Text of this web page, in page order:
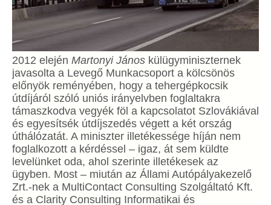
2012 elején Martonyi János külügyminiszternek
javasolta a Levegő Munkacsoport a kölcsönös
előnyök reményében, hogy a tehergépkocsik
útdíjáról szóló uniós irányelvben foglaltakra
támaszkodva vegyék föl a kapcsolatot Szlovákiával
és egyesítsék útdíjszedés végett a két ország
úthálózatát. A miniszter illetékessége híján nem
foglalkozott a kérdéssel – igaz, át sem küldte
levelünket oda, ahol szerinte illetékesek az
ügyben. Most – miután az Állami Autópályakezelő
Zrt.-nek a MultiContact Consulting Szolgáltató Kft.
és a Clarity Consulting Informatikai és